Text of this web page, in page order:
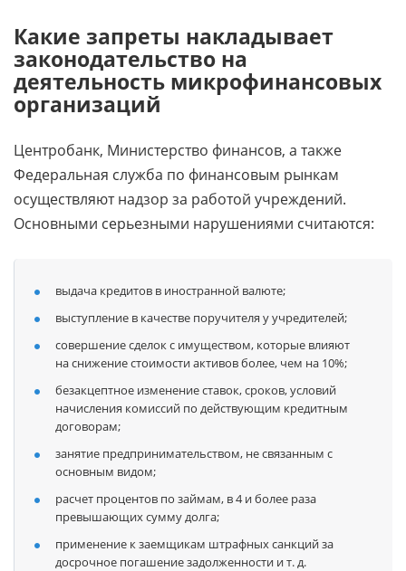
Какие запреты накладывает
законодательство на
деятельность микрофинансовых
организаций
Центробанк, Министерство финансов, а также
Федеральная служба по финансовым рынкам
осуществляют надзор за работой учреждений.
Основными серьезными нарушениями считаются:
выдача кредитов в иностранной валюте;
выступление в качестве поручителя у учредителей;
совершение сделок с имуществом, которые влияют
на снижение стоимости активов более, чем на 10%;
безакцептное изменение ставок, сроков, условий
начисления комиссий по действующим кредитным
договорам;
занятие предпринимательством, не связанным с
основным видом;
расчет процентов по займам, в 4 и более раза
превышающих сумму долга;
применение к заемщикам штрафных санкций за
досрочное погашение задолженности и т. д.